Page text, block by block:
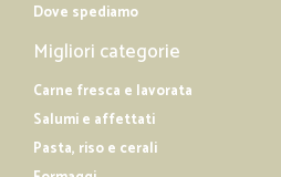
Dove spediamo
Migliori categorie
Carne fresca e lavorata
Salumi e affettati
Pasta, riso e cerali